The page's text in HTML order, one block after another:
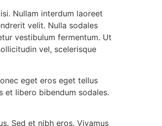
Nullam interdum laoreet
velit. Nulla sodales
vestibulum fermentum. Ut
vel, scelerisque
eget eros eget tellus
et libero bibendum sodales.
Sed et nibh eros. Vivamus